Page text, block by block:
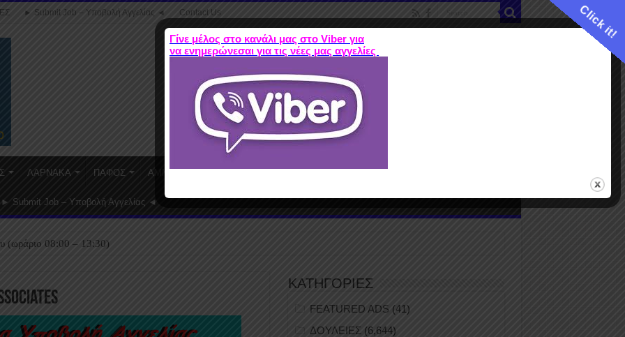
► Submit Job – Υποβολή Αγγελίας ◄ Contact Us
ΛΑΡΝΑΚΑ ΠΑΦΟΣ ΑΜΜΟΧΩΣΤΟΣ
► Submit Job – Υποβολή Αγγελίας ◄
(ωράριο 08:00 – 13:30)
ΚΑΤΗΓΟΡΙΕΣ
FEATURED ADS (41)
ΔΟΥΛΕΙΕΣ (6,644)
Click it!
Γίνε μέλος στο κανάλι μας στο Viber για
να ενημερώνεσαι για τις νέες μας αγγελίες